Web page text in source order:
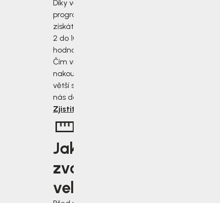
Díky věrnostnímu
programu
získáte slevu od
2 do 10 % z
hodnoty nákupu.
Čím více
nakoupíte, tím
větší slevu od
nás dostanete.
Zjistit více
Jakou
zvolit
velikost?